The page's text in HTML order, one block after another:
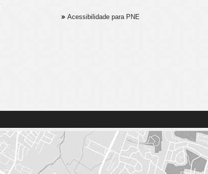
Acessibilidade para PNE